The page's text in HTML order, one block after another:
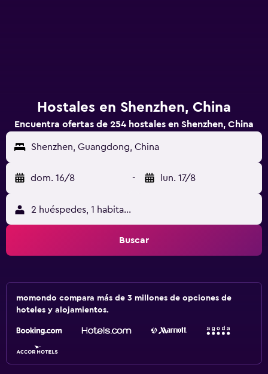
Hostales en Shenzhen, China
Encuentra ofertas de 254 hostales en Shenzhen, China
Shenzhen, Guangdong, China
dom. 16/8 - lun. 17/8
2 huéspedes, 1 habitación
Buscar
momondo compara más de 3 millones de opciones de
hoteles y alojamientos.